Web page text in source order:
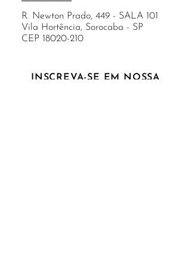
R. Newton Prado, 449 - SALA 101
Vila Hortência, Sorocaba - SP
CEP 18020-210
INSCREVA-SE EM NOSSA